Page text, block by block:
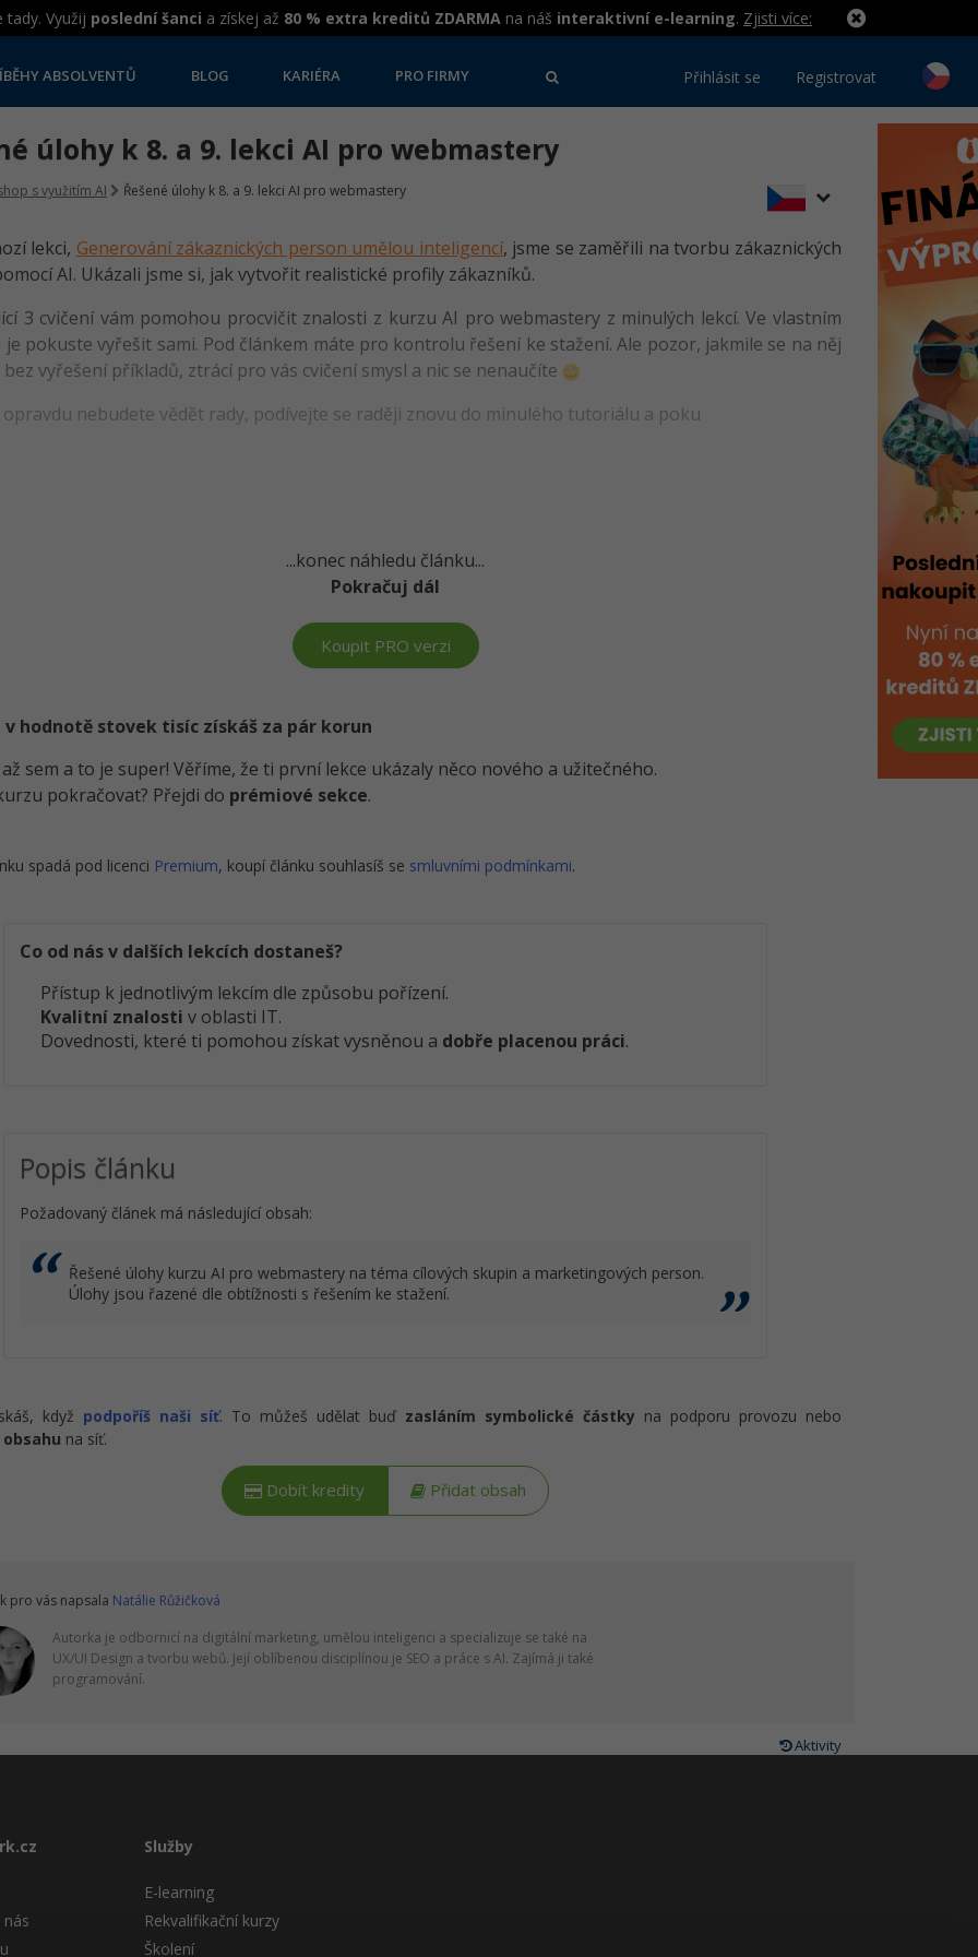
Využij poslední šanci a získej až 80 % extra kreditů ZDARMA na náš interaktivní e-learning. Zjisti více:
ABSOLVENTŮ BLOG KARIÉRA PRO FIRMY Přihlásit se Registrovat
úlohy k 8. a 9. lekci AI pro webmastery
s využitím AI Řešené úlohy k 8. a 9. lekci AI pro webmastery
lekci, Generování zákaznických person umělou inteligencí, jsme se zaměřili na tvorbu zákaznických
AI. Ukázali jsme si, jak vytvořit realistické profily zákazníků.
3 cvičení vám pomohou procvičit znalosti z kurzu AI pro webmastery z minulých lekcí. Ve vlastním
je pokuste vyřešit sami. Pod článkem máte pro kontrolu řešení ke stažení. Ale pozor, jakmile se na něj
vyřešení příkladů, ztrácí pro vás cvičení smysl a nic se nenaučíte
opravdu nebudete vědět rady, podívejte se raději znovu do minulého tutoriálu a poku
...konec náhledu článku...
Pokračuj dál
Koupit PRO verzi
hodnotě stovek tisíc získáš za pár korun
sem a to je super! Věříme, že ti první lekce ukázaly něco nového a užitečného.
pokračovat? Přejdi do prémiové sekce.
spadá pod licenci Premium, koupí článku souhlasíš se smluvními podmínkami.
Co od nás v dalších lekcích dostaneš?
Přístup k jednotlivým lekcím dle způsobu pořízení.
Kvalitní znalosti v oblasti IT.
Dovednosti, které ti pomohou získat vysněnou a dobře placenou práci.
Popis článku
Požadovaný článek má následující obsah:
Řešené úlohy kurzu AI pro webmastery na téma cílových skupin a marketingových person.
Úlohy jsou řazené dle obtížnosti s řešením ke stažení.
když podpoříš naši síť. To můžeš udělat buď zasláním symbolické částky na podporu provozu nebo
na síť.
Dobít kredity Přidat obsah
pro vás napsala Natálie Růžičková
Autorka je odbornicí na digitální marketing, umělou inteligenci a specializuje se také na
UX/UI Design a tvorbu webů. Její oblíbenou disciplínou je SEO a práce s AI. Zajímá ji také
programování.
Aktivity
nás
Služby
E-learning
Rekvalifikační kurzy
Školení